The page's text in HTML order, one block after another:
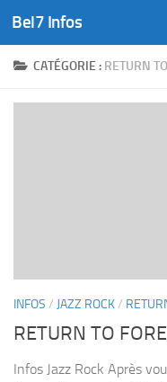
Skip to content
Bel7 Infos
CATÉGORIE : RETURN
INFOS / JAZZ ROCK/
RETURN TO
Infos Jazz Rock Après